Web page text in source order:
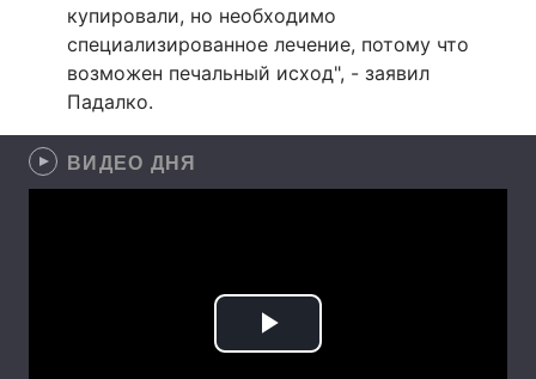
купировали, но необходимо
специализированное лечение, потому что
возможен печальный исход", - заявил
Падалко.
ВИДЕО ДНЯ